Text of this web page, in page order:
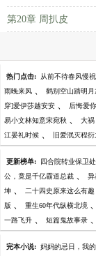
第20章 周扒皮
热门点击: 从前不待春风慢
雨晚来风 、 鹤别空山踏明
穿]爱伊莎越安安 、 后悔爱
易小文林知意宋宛秋 、 大祸
江晏礼时候 、 旧爱泯灭程
更新榜单: 四合院转业保卫
公，竟是千亿霸道总裁 、 异
坤 、 二十四史原来这么有趣
版 、 重生60年代纵横北境 、
一路飞升 、 短篇鬼故事录 、
完本小说: 妈妈的忌日，我